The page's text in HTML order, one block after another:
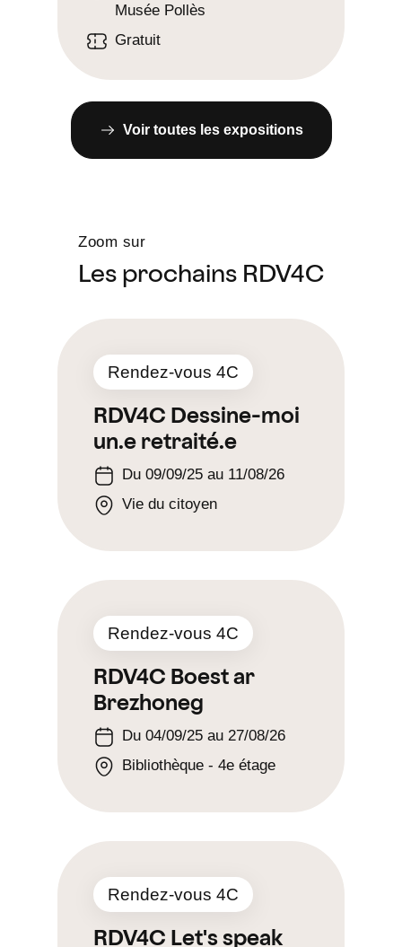
Musée Pollès
Gratuit
Voir toutes les expositions
Zoom sur
Les prochains RDV4C
RDV4C Dessine-moi
un.e retraité.e
Rendez-vous 4C
Du 09/09/25 au 11/08/26
Vie du citoyen
RDV4C Boest ar
Brezhoneg
Rendez-vous 4C
Du 04/09/25 au 27/08/26
Bibliothèque - 4e étage
RDV4C Let's speak
Rendez-vous 4C